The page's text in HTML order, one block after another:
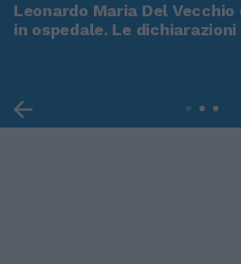
Leonardo Maria Del
in ospedale. Le